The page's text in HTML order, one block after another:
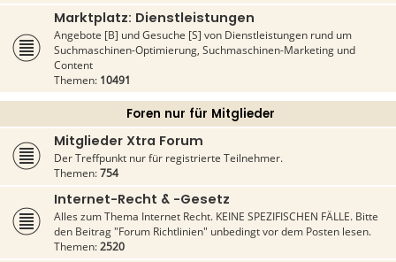
Marktplatz: Dienstleistungen
Angebote [B] und Gesuche [S] von Dienstleistungen rund um
Suchmaschinen-Optimierung, Suchmaschinen-Marketing und
Content
Themen: 10491
Foren nur für Mitglieder
Mitglieder Xtra Forum
Der Treffpunkt nur für registrierte Teilnehmer.
Themen:754
Internet-Recht & -Gesetz
Alles zum Thema Internet Recht. KEINE SPEZIFISCHEN FÄLLE. Bitte
den Beitrag "Forum Richtlinien" unbedingt vor dem Posten lesen.
Themen:2520